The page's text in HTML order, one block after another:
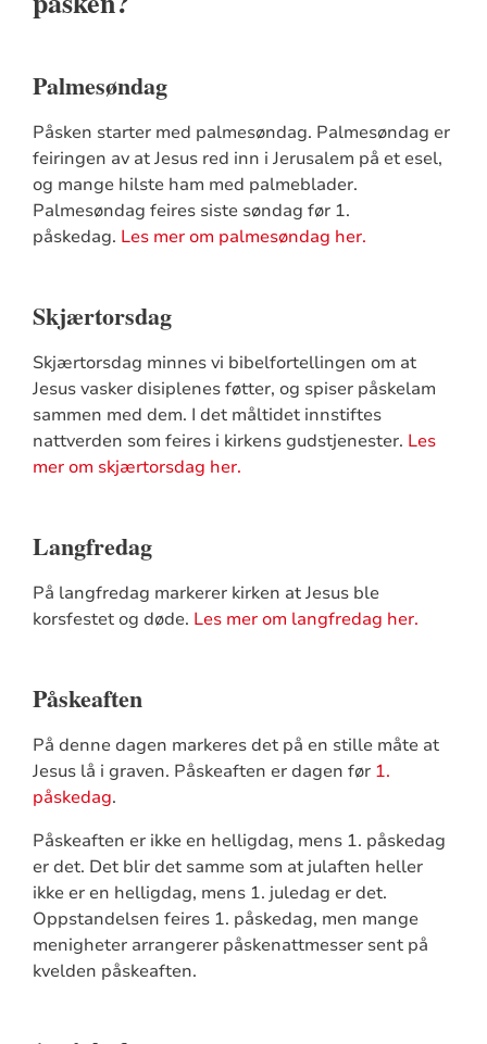
Palmesøndag
Påsken starter med palmesøndag. Palmesøndag er
feiringen av at Jesus red inn i Jerusalem på et esel,
og mange hilste ham med palmeblader.
Palmesøndag feires siste søndag før 1.
påskedag. Les mer om palmesøndag her.
Skjærtorsdag
Skjærtorsdag minnes vi bibelfortellingen om at
Jesus vasker disiplenes føtter, og spiser påskelam
sammen med dem. I det måltidet innstiftes
nattverden som feires i kirkens gudstjenester. Les
mer om skjærtorsdag her.
Langfredag
På langfredag markerer kirken at Jesus ble
korsfestet og døde. Les mer om langfredag her.
Påskeaften
På denne dagen markeres det på en stille måte at
Jesus lå i graven. Påskeaften er dagen før 1.
påskedag.
Påskeaften er ikke en helligdag, mens 1. påskedag
er det. Det blir det samme som at julaften heller
ikke er en helligdag, mens 1. juledag er det.
Oppstandelsen feires 1. påskedag, men mange
menigheter arrangerer påskenattmesser sent på
kvelden påskeaften.